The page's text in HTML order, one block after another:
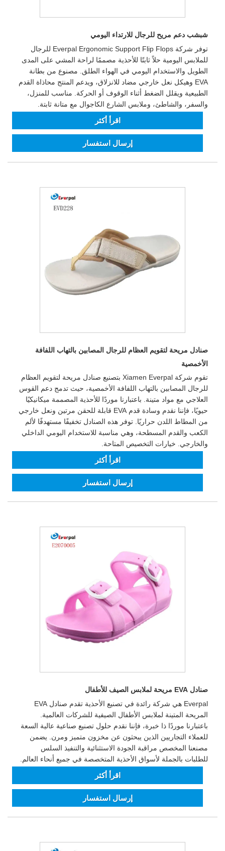
شبشب دعم مريح للرجال للارتداء اليومي
توفر شركة Everpal Ergonomic Support Flip Flops للرجال
للملابس اليومية حلاً ثابتًا للأحذية مصممًا لراحة المشي على المدى
الطويل والاستخدام اليومي في الهواء الطلق. مصنوع من بطانة
EVA وهيكل نعل خارجي مضاد للانزلاق، ويدعم المنتج محاذاة القدم
الطبيعية ويقلل الضغط أثناء الوقوف أو الحركة. مناسب للمنزل،
والسفر، والشاطئ، وملابس الشارع الكاجوال مع متانة ثابتة.
اقرأ أكثر
إرسال استفسار
صنادل مريحة لتقويم العظام للرجال المصابين بالتهاب اللفافة
الأخمصية
تقوم شركة Xiamen Everpal بتصنيع صنادل مريحة لتقويم العظام
للرجال المصابين بالتهاب اللفافة الأخمصية، حيث تدمج دعم القوس
العلاجي مع مواد متينة. باعتبارنا موردًا للأحذية المصممة ميكانيكيًا
حيويًا، فإننا نقدم وسادة قدم EVA قابلة للحقن مرتين ونعل خارجي
من المطاط اللدن حراريًا. توفر هذه الصنادل تخفيفًا مستهدفًا لألم
الكعب والقدم المسطحة، وهي مناسبة للاستخدام اليومي الداخلي
والخارجي. خيارات التخصيص المتاحة.
اقرأ أكثر
إرسال استفسار
صنادل EVA مريحة لملابس الصيف للأطفال
Everpal هي شركة رائدة في تصنيع الأحذية تقدم صنادل EVA
المريحة المتينة لملابس الأطفال الصيفية للشركات العالمية.
باعتبارنا موردًا ذا خبرة، فإننا نقدم حلول تصنيع صناعية عالية السعة
للعملاء التجاريين الذين يبحثون عن مخزون متميز ومرن. يضمن
مصنعنا المخصص مراقبة الجودة الاستثنائية والتنفيذ السلس
للطلبات بالجملة لأسواق الأحذية المتخصصة في جميع أنحاء العالم.
اقرأ أكثر
إرسال استفسار